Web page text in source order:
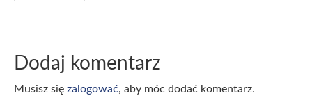
Dodaj komentarz
Musisz się zalogować, aby móc dodać komentarz.